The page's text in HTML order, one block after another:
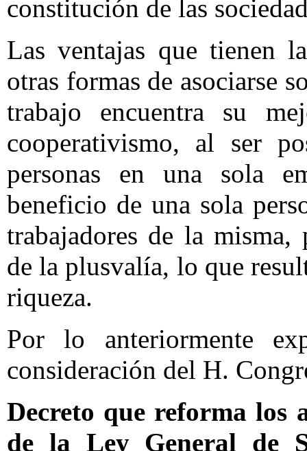
constitución de las
Las ventajas que tienen
otras formas de asociarse
trabajo encuentra su
cooperativismo, al ser
personas en una sola
beneficio de una sola
trabajadores de la misma,
de la plusvalía, lo que
riqueza.
Por lo anteriormente
consideración del H.
Decreto que reforma los
de la Ley General de